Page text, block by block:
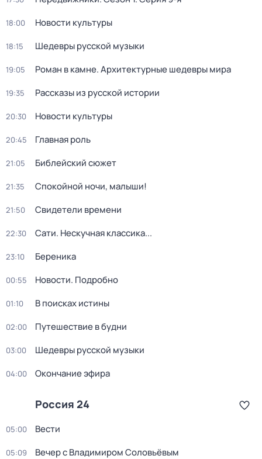
18:00 Новости культуры
18:15 Шедевры русской музыки
19:05 Роман в камне. Архитектурные шедевры мира
19:35 Рассказы из русской истории
20:30 Новости культуры
20:45 Главная роль
21:05 Библейский сюжет
21:35 Спокойной ночи, малыши!
21:50 Свидетели времени
22:30 Сати. Нескучная классика...
23:10 Береника
00:55 Новости. Подробно
01:10 В поисках истины
02:00 Путешествие в будни
03:00 Шедевры русской музыки
04:00 Окончание эфира
Россия 24
05:00 Вести
05:09 Вечер с Владимиром Соловьёвым